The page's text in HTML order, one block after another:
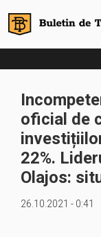
oficial de
22%.
Olajos:
26.10.2021 - 0:41